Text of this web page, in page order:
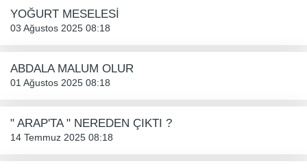
YOĞURT MESELESİ
03 Ağustos 2025 08:18
ABDALA MALUM OLUR
01 Ağustos 2025 08:18
" ARAP'TA " NEREDEN ÇIKTI ?
14 Temmuz 2025 08:18